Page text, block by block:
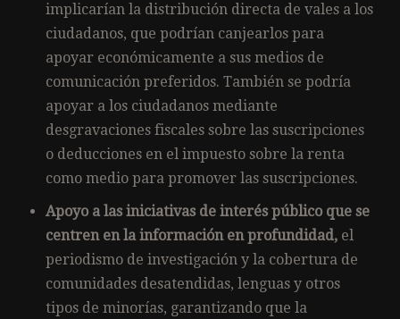
implicarían la distribución directa de vales a los
ciudadanos, que podrían canjearlos para
apoyar económicamente a sus medios de
comunicación preferidos. También se podría
apoyar a los ciudadanos mediante
desgravaciones fiscales sobre las suscripciones
o deducciones en el impuesto sobre la renta
como medio para promover las suscripciones.
Apoyo a las iniciativas de interés público que se
centren en la información en profundidad, el
periodismo de investigación y la cobertura de
comunidades desatendidas, lenguas y otros
tipos de minorías, garantizando que la